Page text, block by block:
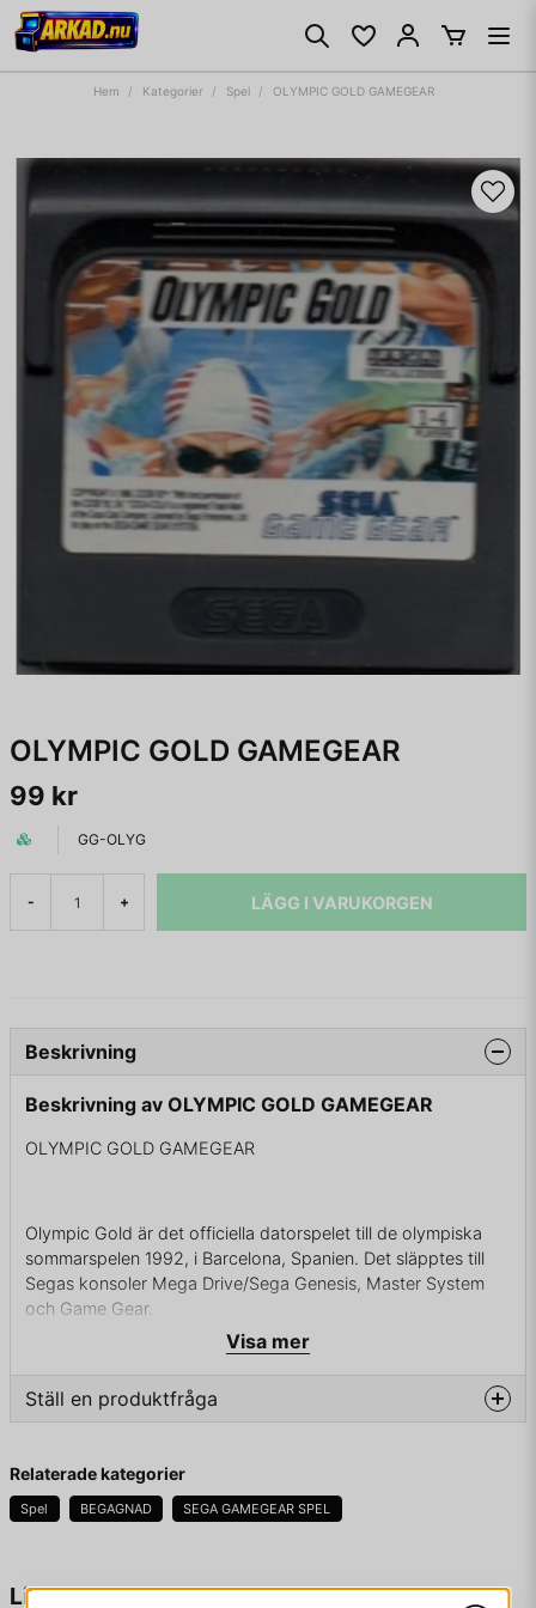
Hem Kategorier Spel OLYMPIC GOLD GAMEGEAR
OLYMPIC GOLD GAMEGEAR
99 kr
GG-OLYG
- + LÄGG I VARUKORGEN
Liknande produkter
Beskrivning
Beskrivning av OLYMPIC GOLD GAMEGEAR
OLYMPIC GOLD GAMEGEAR
Olympic Gold är det officiella datorspelet till de olympiska
sommarspelen 1992, i Barcelona, Spanien. Det släpptes till
Segas konsoler Mega Drive/Sega Genesis, Master System
och Game Gear.
Spelet utvcecklades av US Gold, och var först ut att ha
officiell licens från internationella olympiska kommittén; Det
företagslogotypen på ett luftskepp ovanför poängtavlan,
samt företagets jingel.
Visa mer
Ställ en produktfråga
Fråga oss något om denna produkten...
Namn
Relaterade kategorier
Spel BEGAGNAD SEGA GAMEGEAR SPEL